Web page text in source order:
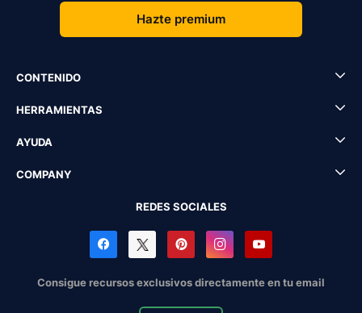
Hazte premium
CONTENIDO
HERRAMIENTAS
AYUDA
COMPANY
REDES SOCIALES
Consigue recursos exclusivos directamente en tu email